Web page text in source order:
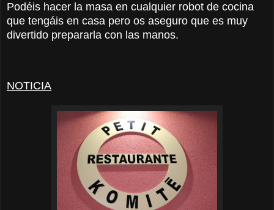
Podéis hacer la masa en cualquier robot de cocina
que tengáis en casa pero os aseguro que es muy
divertido prepararla con las manos.
NOTICIA